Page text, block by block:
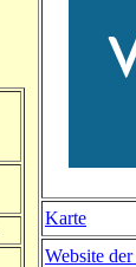
Karte
Website